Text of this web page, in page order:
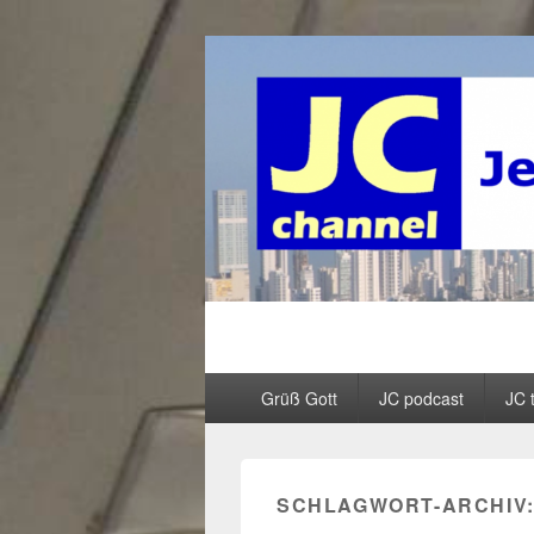
JC channel –
Menü
Grüß Gott JC podcast JC
SCHLAGWORT-